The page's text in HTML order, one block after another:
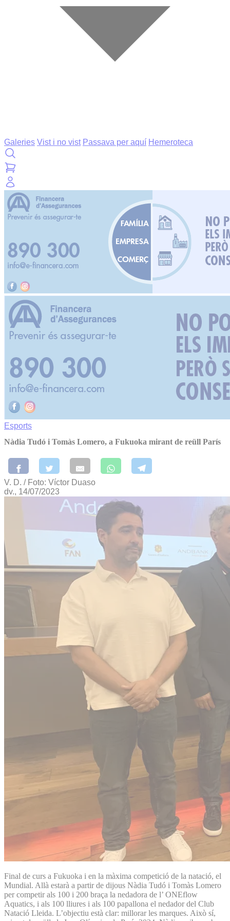
Galeries Vist i no vist Passava per aquí Hemeroteca
Esports
Nàdia Tudó i Tomàs Lomero, a Fukuoka mirant de reüll París
V. D. / Foto: Víctor Duaso
dv., 14/07/2023
Final de curs a Fukuoka i en la màxima competició de la natació, el
Mundial. Allà estarà a partir de dijous Nàdia Tudó i Tomàs Lomero
per competir als 100 i 200 braça la nedadora de l’ ONEflow
Aquatics, i als 100 lliures i als 100 papallona el nedador del Club
Natació Lleida. L’objectiu està clar: millorar les marques. Això sí,